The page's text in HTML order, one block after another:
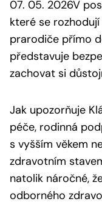
07. 05. 2026V
které se
prarodiče přímo
představuje
zachovat si
Jak upozorňuje
péče, rodinná
s vyšším věkem
zdravotním
natolik náročné,
odborného